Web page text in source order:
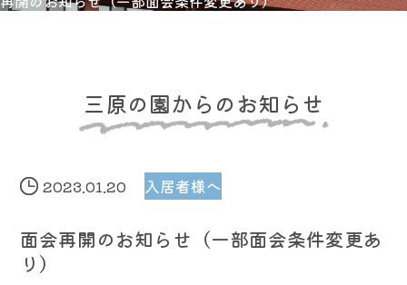
三原の園からのお知らせ
2023.01.20 入居者様へ
面会再開のお知らせ（一部面会条件変更あ
り）